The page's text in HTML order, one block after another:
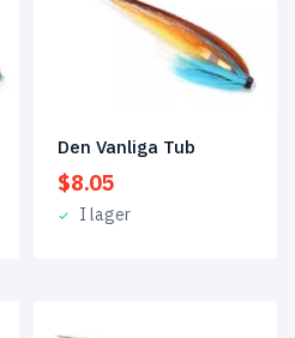
Den Vanliga Tub
$8.05
I lager